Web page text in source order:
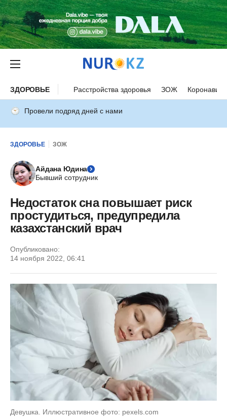
ЗДОРОВЬЕ Расстройства здоровья ЗОЖ
Провели подряд дней с нами
ЗДОРОВЬЕ ЗОЖ
Айдана Юдина
Бывший сотрудник
Недостаток сна повышает риск
простудиться, предупредила
казахстанский врач
Опубликовано:
14 ноября 2022, 06:41
Девушка. Иллюстративное фото: pexels.com